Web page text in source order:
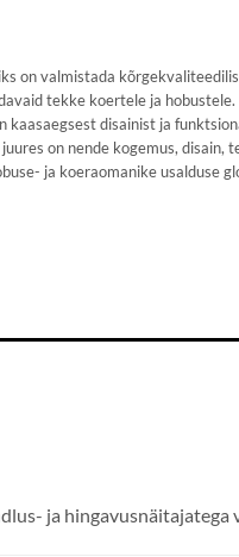
on valmistada
tekke koertele ja
kaasaegsest disainist ja
on nende kogemus, disain,
ja koeraomanike usalduse
ja hingavusnäitajatega